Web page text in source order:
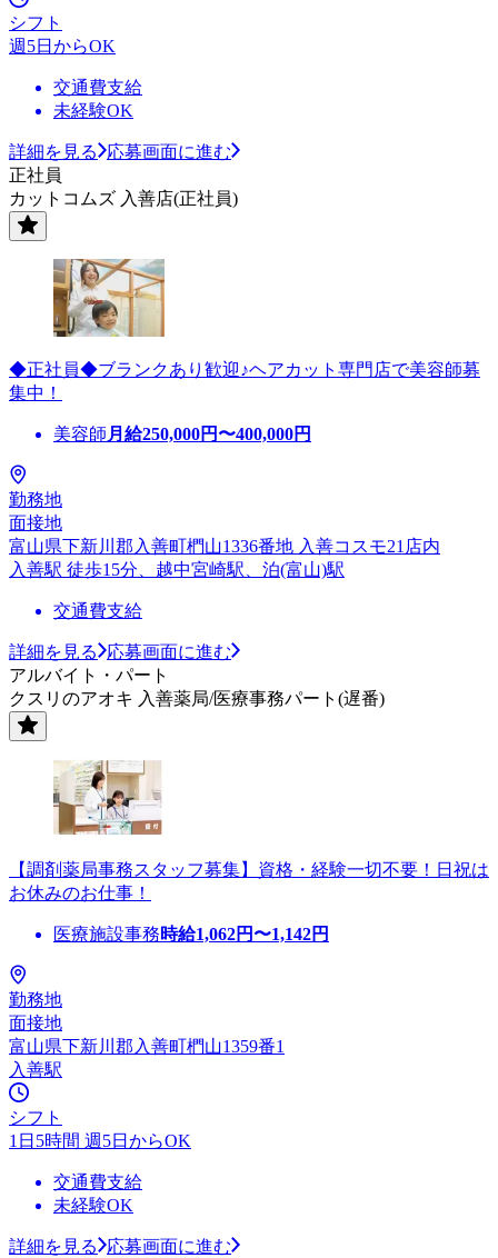
シフト
週5日からOK
交通費支給
未経験OK
詳細を見る
応募画面に進む
正社員
カットコムズ 入善店(正社員)
◆正社員◆ブランクあり歓迎♪ヘアカット専門店で美容師募
集中！
美容師 月給250,000円〜400,000円
勤務地
面接地
富山県下新川郡入善町椚山1336番地 入善コスモ21店内
入善駅 徒歩15分、越中宮崎駅、泊(富山)駅
交通費支給
詳細を見る
応募画面に進む
アルバイト・パート
クスリのアオキ 入善薬局/医療事務パート(遅番)
【調剤薬局事務スタッフ募集】資格・経験一切不要！日祝は
お休みのお仕事！
医療施設事務時給1,062円〜1,142円
勤務地
面接地
富山県下新川郡入善町椚山1359番1
入善駅
シフト
1日5時間 週5日からOK
交通費支給
未経験OK
詳細を見る
応募画面に進む